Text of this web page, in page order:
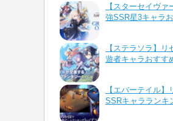
【スターセイヴ
強SSR星3キャラ
【ステラソラ】
遊者キャラおすす
【エバーテイル
SSRキャラランキ